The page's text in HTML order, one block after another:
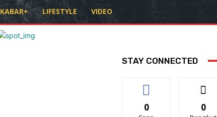
KABAR+ LIFESTYLE VIDEO
STAY CONNECTED
0 0